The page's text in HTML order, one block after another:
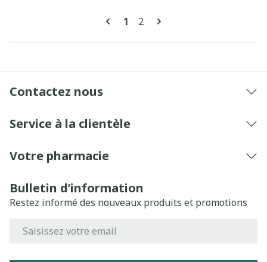
Pages
Vous lisez actuellement la
1 Page
2
Contactez nous
Service à la clientèle
Votre pharmacie
Bulletin d’information
Restez informé des nouveaux produits et promotions